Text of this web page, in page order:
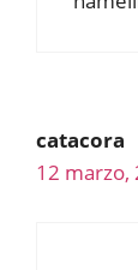
catacora
12 marzo,